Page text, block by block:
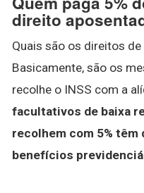
direito
Quais são os direitos
Basicamente, são os
recolhe o INSS com a
facultativos de baixa
recolhem com 5%
benefícios